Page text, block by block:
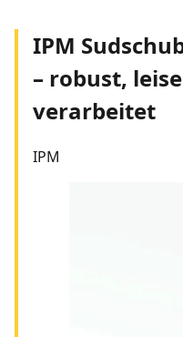
IPM
– robust,
verarbeitet
IPM